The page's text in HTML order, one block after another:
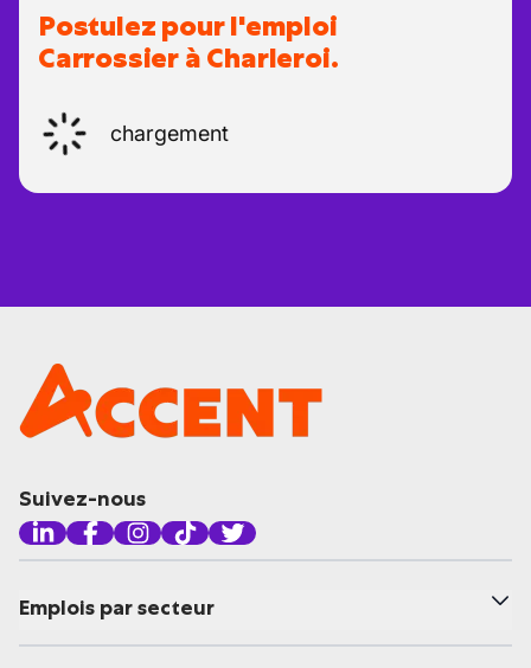
Postulez pour l'emploi
Carrossier à Charleroi.
chargement
Suivez-nous
Emplois par secteur